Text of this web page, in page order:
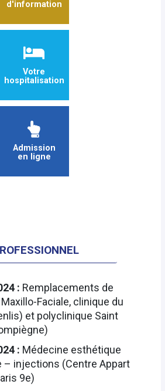
d'information
Votre
hospitalisation
Admission
en ligne
: Remplacements de
Faciale, clinique du
et polyclinique Saint
: Médecine esthétique
– injections (Centre Appart
9e)